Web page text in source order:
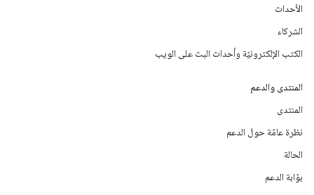
الأحداث
الشركاء
الكتب الإلكترونيّة وأحداث البث على الويب
المنتدى والدعم
المنتدى
نظرة عامّة حول الدعم
الحالة
بوّابة الدعم